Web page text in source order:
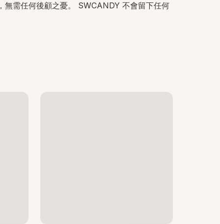
無需任何後顧之憂。 SWCANDY 不會留下任何